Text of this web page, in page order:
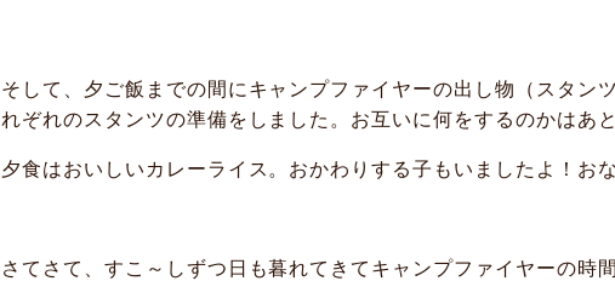
そして、夕ご飯までの間にキャンプファイヤーの出し物（スタン
れぞれのスタンツの準備をしました。お互いに何をするのかはあ
夕食はおいしいカレーライス。おかわりする子もいましたよ！お
さてさて、すこ～しずつ日も暮れてきてキャンプファイヤーの時間